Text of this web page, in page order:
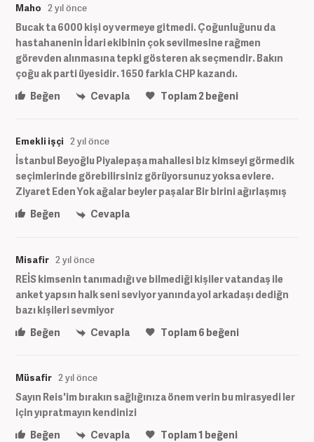
Maho 2 yıl önce
Bucak ta 6000 kişi oy vermeye gitmedi. Çoğunluğunu da
hastahanenin İdari ekibinin çok sevilmesine rağmen
görevden alınmasına tepki gösteren ak seçmendir. Bakın
çoğu ak parti üyesidir. 1650 farkla CHP kazandı.
Beğen
Cevapla Toplam2beğeni
Emekli işçi 2 yıl önce
İstanbul Beyoğlu Piyalepaşa mahallesi biz kimseyi görmedik
seçimlerinde görebilirsiniz görüyorsunuz yoksa evlere.
Ziyaret Eden Yok ağalar beyler paşalar Bir birini ağırlaşmış
Beğen
Cevapla
Misafir 2 yıl önce
REİS kimsenin tanımadığı ve bilmediği kişiler vatandaş ile
anket yapsın halk seni seviyor yanında yol arkadaşı dediğn
bazı kişileri sevmiyor
Beğen
Cevapla Toplam6 beğeni
Müsafir 2 yıl önce
Sayın Reis'im bırakın sağlığınıza önem verin bu mirasyedi ler
için yıpratmayın kendinizi
Beğen
Cevapla Toplam1 beğeni